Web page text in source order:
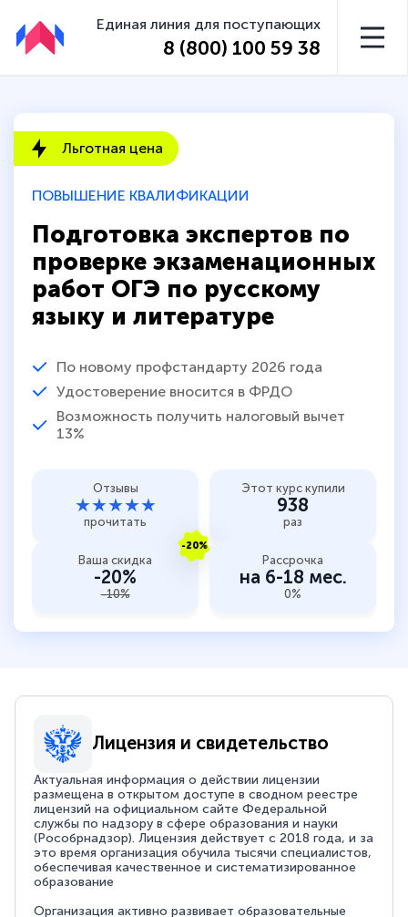
Единая линия для поступающих
8 (800) 100 59 38
ПОВЫШЕНИЕ КВАЛИФИКАЦИИ
Подготовка экспертов по
проверке экзаменационных
работ ОГЭ по русскому
языку и литературе
По новому профстандарту 2026 года
Удостоверение вносится в ФРДО
Возможность получить налоговый вычет
13%
Льготная цена
Отзывы
★★★★★
прочитать
Этот курс купили
938
раз
-20%
Ваша скидка
-20%
-10%
Рассрочка
на 6-18 мес.
0%
Лицензия и свидетельство
Актуальная информация о действии лицензии
размещена в открытом доступе в сводном реестре
лицензий на официальном сайте Федеральной
службы по надзору в сфере образования и науки
(Рособрнадзор). Лицензия действует с 2018 года, и за
это время организация обучила тысячи специалистов,
обеспечивая качественное и систематизированное
образование
Организация активно развивает образовательные